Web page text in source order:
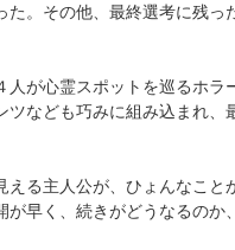
た。その他、最終選考に残っ
人が心霊スポットを巡るホラ
なども巧みに組み込まれ、
える主人公が、ひょんなこと
早く、続きがどうなるのか